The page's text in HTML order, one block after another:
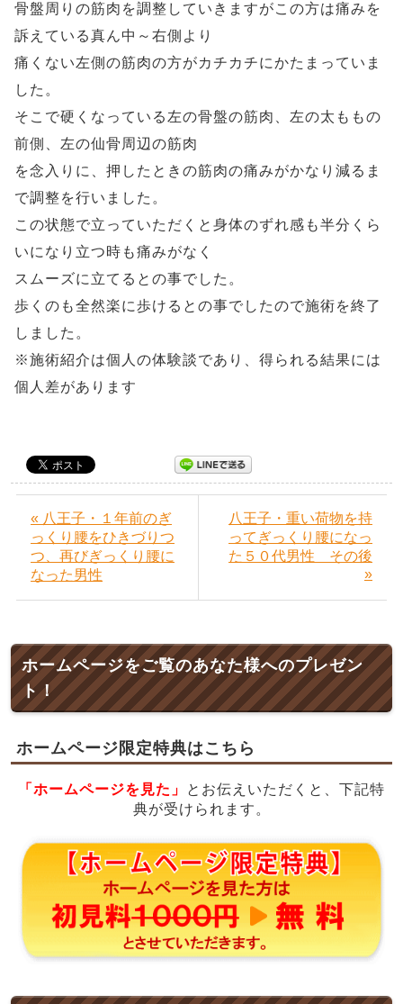
骨盤周りの筋肉を調整していきますがこの方は痛みを
訴えている真ん中～右側より
痛くない左側の筋肉の方がカチカチにかたまっていま
した。
そこで硬くなっている左の骨盤の筋肉、左の太ももの
前側、左の仙骨周辺の筋肉
を念入りに、押したときの筋肉の痛みがかなり減るま
で調整を行いました。
この状態で立っていただくと身体のずれ感も半分くら
いになり立つ時も痛みがなく
スムーズに立てるとの事でした。
歩くのも全然楽に歩けるとの事でしたので施術を終了
しました。
※施術紹介は個人の体験談であり、得られる結果には
個人差があります
« 八王子・１年前のぎ
っくり腰をひきづりつ
つ、再びぎっくり腰に
なった男性
八王子・重い荷物を持
ってぎっくり腰になっ
た５０代男性 その後
»
ホームページをご覧のあなた様へのプレゼン
ト！
ホームページ限定特典はこちら
「ホームページを見た」
とお伝えいただくと、下記特
典が受けられます。